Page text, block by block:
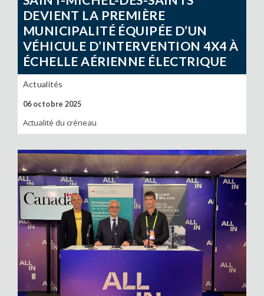
DEVIENT LA PREMIÈRE
MUNICIPALITÉ ÉQUIPÉE D’UN
VÉHICULE D’INTERVENTION 4X4 À
ÉCHELLE AÉRIENNE ÉLECTRIQUE
Actualités
06 octobre 2025
Actualité du créneau